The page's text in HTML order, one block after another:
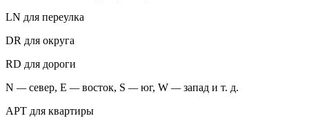
LN для переулка
DR для округа
RD для дороги
N —север, E —восток, S —юг, W —запад и т. д.
APT для квартиры